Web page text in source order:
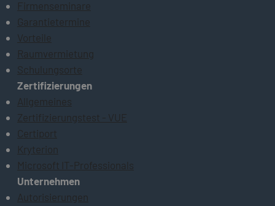
Firmenseminare
Garantietermine
Vorteile
Raumvermietung
Schulungsorte
Zertifizierungen
Allgemeines
Zertifizierungstest - VUE
Certiport
Kryterion
Microsoft IT-Professionals
Unternehmen
Autorisierungen